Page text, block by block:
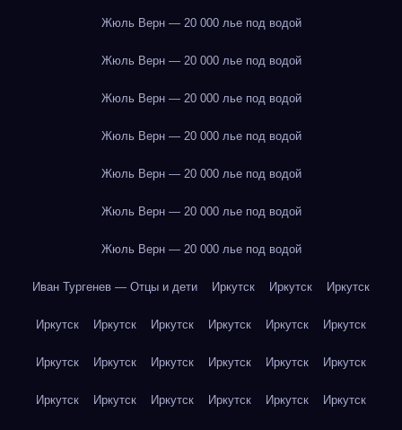
Жюль Верн — 20 000 лье под водой
Жюль Верн — 20 000 лье под водой
Жюль Верн — 20 000 лье под водой
Жюль Верн — 20 000 лье под водой
Жюль Верн — 20 000 лье под водой
Жюль Верн — 20 000 лье под водой
Жюль Верн — 20 000 лье под водой
Иван Тургенев — Отцы и дети Иркутск Иркутск Иркутск
Иркутск Иркутск Иркутск Иркутск Иркутск Иркутск
Иркутск Иркутск Иркутск Иркутск Иркутск Иркутск
Иркутск Иркутск Иркутск Иркутск Иркутск Иркутск